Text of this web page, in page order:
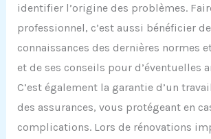
identifier l’origine des problèmes.
professionnel, c’est aussi bénéficier
connaissances des dernières normes
et de ses conseils pour d’éventuelles
C’est également la garantie d’un
des assurances, vous protégeant en
complications. Lors de rénovations